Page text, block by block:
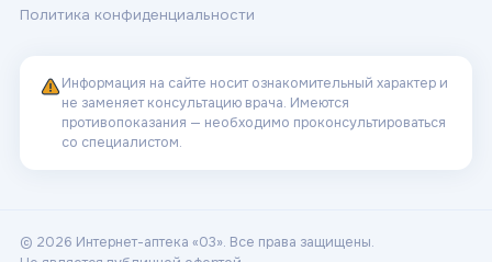
Политика конфиденциальности
Информация на сайте носит ознакомительный характер и
не заменяет консультацию врача. Имеются
противопоказания — необходимо проконсультироваться
со специалистом.
© 2026 Интернет-аптека «03». Все права защищены.